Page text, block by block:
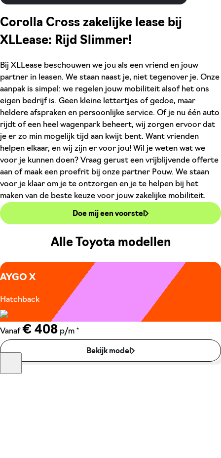
Corolla Cross zakelijke lease bij
XLLease: Rijd Slimmer!
Bij XLLease beschouwen we jou als een vriend en jouw
partner in leasen. We staan naast je, niet tegenover je. Onze
aanpak is simpel: we regelen jouw mobiliteit alsof het ons
eigen bedrijf is. Geen kleine lettertjes of gedoe, maar
heldere afspraken en persoonlijke service. Of je nu één auto
rijdt of een heel wagenpark beheert, wij zorgen ervoor dat
je er zo min mogelijk tijd aan kwijt bent. Want vrienden
helpen elkaar, en wij zijn er voor jou! Wil je weten wat we
voor je kunnen doen? Vraag gerust een vrijblijvende offerte
aan of maak een proefrit bij onze partner Pouw. We staan
voor je klaar om je te ontzorgen en je te helpen bij het
maken van de beste keuze voor jouw zakelijke mobiliteit.
Doe mij een voorstel
Alle Toyota modellen
AYGO X
Hatchback
Vanaf € 408 p/m *
Bekijk model